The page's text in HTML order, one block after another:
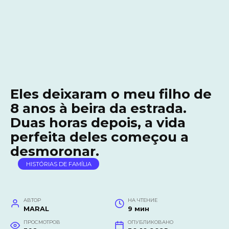
Eles deixaram o meu filho de
8 anos à beira da estrada.
Duas horas depois, a vida
perfeita deles começou a
desmoronar.
HISTÓRIAS DE FAMÍLIA
АВТОР
MARAL
НА ЧТЕНИЕ
9 мин
ПРОСМОТРОВ ОПУБЛИКОВАНО